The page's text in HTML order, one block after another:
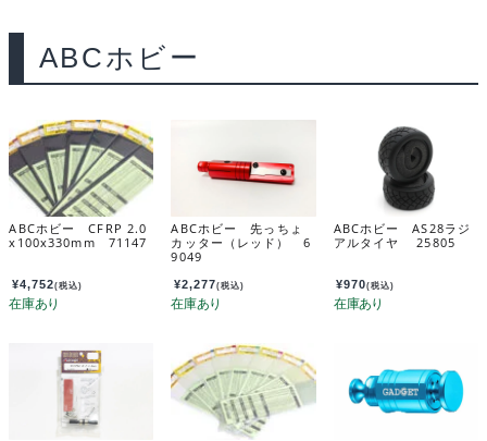
ABCホビー
ABCホビー CFRP 2.0
x100x330mm 71147
¥4,752(税込)
ABCホビー 先っちょ
カッター（レッド） 6
9049
¥2,277(税込)
ABCホビー AS28ラジ
アルタイヤ 25805
¥970(税込)